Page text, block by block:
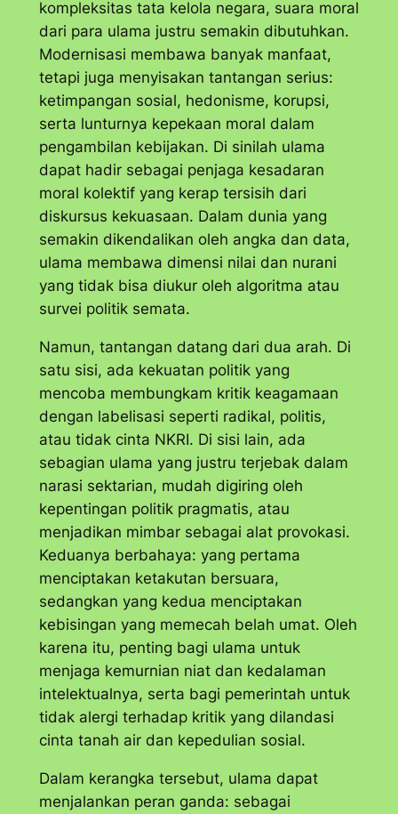
kompleksitas tata kelola negara, suara moral
dari para ulama justru semakin dibutuhkan.
Modernisasi membawa banyak manfaat,
tetapi juga menyisakan tantangan serius:
ketimpangan sosial, hedonisme, korupsi,
serta lunturnya kepekaan moral dalam
pengambilan kebijakan. Di sinilah ulama
dapat hadir sebagai penjaga kesadaran
moral kolektif yang kerap tersisih dari
diskursus kekuasaan. Dalam dunia yang
semakin dikendalikan oleh angka dan data,
ulama membawa dimensi nilai dan nurani
yang tidak bisa diukur oleh algoritma atau
survei politik semata.
Namun, tantangan datang dari dua arah. Di
satu sisi, ada kekuatan politik yang
mencoba membungkam kritik keagamaan
dengan labelisasi seperti radikal, politis,
atau tidak cinta NKRI. Di sisi lain, ada
sebagian ulama yang justru terjebak dalam
narasi sektarian, mudah digiring oleh
kepentingan politik pragmatis, atau
menjadikan mimbar sebagai alat provokasi.
Keduanya berbahaya: yang pertama
menciptakan ketakutan bersuara,
sedangkan yang kedua menciptakan
kebisingan yang memecah belah umat. Oleh
karena itu, penting bagi ulama untuk
menjaga kemurnian niat dan kedalaman
intelektualnya, serta bagi pemerintah untuk
tidak alergi terhadap kritik yang dilandasi
cinta tanah air dan kepedulian sosial.
Dalam kerangka tersebut, ulama dapat
menjalankan peran ganda: sebagai